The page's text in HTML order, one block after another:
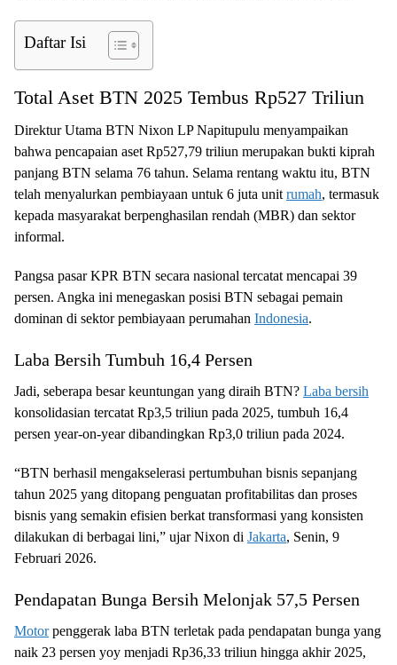
Daftar Isi
Total Aset BTN 2025 Tembus Rp527 Triliun
Direktur Utama BTN Nixon LP Napitupulu menyampaikan
bahwa pencapaian aset Rp527,79 triliun merupakan bukti kiprah
panjang BTN selama 76 tahun. Selama rentang waktu itu, BTN
telah menyalurkan pembiayaan untuk 6 juta unit rumah, termasuk
kepada masyarakat berpenghasilan rendah (MBR) dan sektor
informal.
Pangsa pasar KPR BTN secara nasional tercatat mencapai 39
persen. Angka ini menegaskan posisi BTN sebagai pemain
dominan di sektor pembiayaan perumahan Indonesia.
Laba Bersih Tumbuh 16,4 Persen
Jadi, seberapa besar keuntungan yang diraih BTN? Laba bersih
konsolidasian tercatat Rp3,5 triliun pada 2025, tumbuh 16,4
persen year-on-year dibandingkan Rp3,0 triliun pada 2024.
“BTN berhasil mengakselerasi pertumbuhan bisnis sepanjang
tahun 2025 yang ditopang penguatan profitabilitas dan proses
bisnis yang semakin efisien berkat transformasi yang konsisten
dilakukan di berbagai lini,” ujar Nixon di Jakarta, Senin, 9
Februari 2026.
Pendapatan Bunga Bersih Melonjak 57,5 Persen
Motorpenggerak laba BTN terletak pada pendapatan bunga yang
naik 23 persen yoy menjadi Rp36,33 triliun hingga akhir 2025,